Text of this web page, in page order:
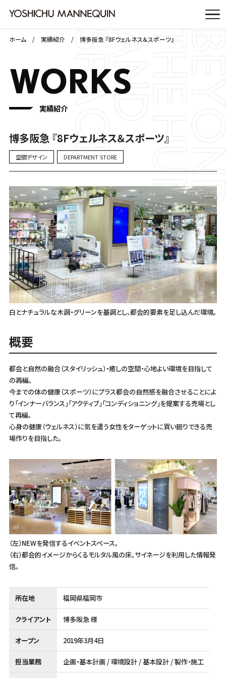
ホーム 実績紹介 博多阪急 『8Fウェルネス＆スポーツ』
WORKS
実績紹介
博多阪急 『8Fウェルネス＆スポーツ』
空間デザイン DEPARTMENT STORE
白とナチュラルな木調・グリーンを基調とし、都会的要素を足し込んだ環境。
概要
都会と自然の融合（スタイリッシュ）・癒しの空間・心地よい環境を目指して
の再編。
今までの体の健康（スポーツ）にプラス都会の自然感を融合させることによ
り「インナーバランス」「アクティブ」「コンディショニング」を提案する売場とし
て再編。
心身の健康（ウェルネス）に気を遣う女性をターゲットに買い廻りできる売
場作りを目指した。
（左）NEWを発信するイベントスペース。
（右）都会的イメージからくるモルタル風の床。サイネージを利用した情報発
信。
所在地 福岡県福岡市
クライアント 博多阪急 様
オープン 2019年3月4日
担当業務 企画・基本計画 / 環境設計 / 基本設計 / 製作・施工